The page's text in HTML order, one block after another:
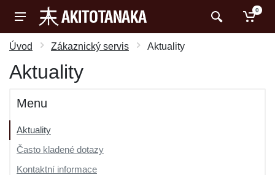
0
Úvod Zákaznický servis Aktuality
Aktuality
Menu
Aktuality
Často kladené dotazy
Kontaktní informace